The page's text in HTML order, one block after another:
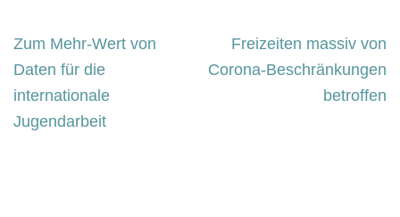
Beitragsnavigation
Zum Mehr-Wert von
Daten für die
internationale
Jugendarbeit
Freizeiten massiv von
Corona-Beschränkungen
betroffen